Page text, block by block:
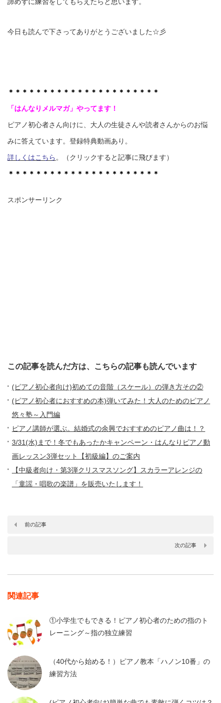
諦めずに練習をしてもらえたらと思います。
今日も読んで下さってありがとうございました☆彡
＊＊＊＊＊＊＊＊＊＊＊＊＊＊＊＊＊＊＊＊＊＊
「はんなりメルマガ」やってます！
ピアノ初心者さん向けに、大人の生徒さんや読者さんからのお悩
みに答えています。登録特典動画あり。
詳しくはこちら。（クリックすると記事に飛びます）
＊＊＊＊＊＊＊＊＊＊＊＊＊＊＊＊＊＊＊＊＊＊
スポンサーリンク
この記事を読んだ方は、こちらの記事も読んでいます
(ピアノ初心者向け)初めての音階（スケール）の弾き方その②
(ピアノ初心者におすすめの本)弾いてみた！大人のためのピアノ
悠々塾～入門編
ピアノ講師が選ぶ。結婚式の余興でおすすめのピアノ曲は！？
3/31(水)まで！冬でもあったかキャンペーン・はんなりピアノ動
画レッスン3弾セット【初級編】のご案内
【中級者向け・第3弾クリスマスソング】スカラーアレンジの
「童謡・唱歌の楽譜」を販売いたします！
前の記事
次の記事
関連記事
①小学生でもできる！ピアノ初心者のための指のト
レーニング～指の独立練習
（40代から始める！）ピアノ教本「ハノン10番」の
練習方法